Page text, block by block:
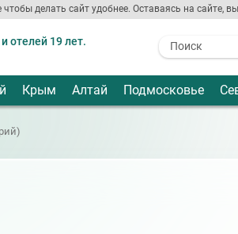
делать сайт удобнее. Оставаясь на сайте,
отелей 19 лет.
- I agree to the processing of my
Крым Алтай Подмосковье